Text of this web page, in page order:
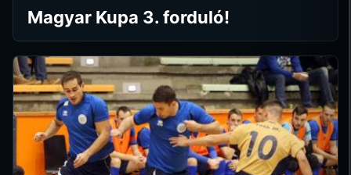
Magyar Kupa 3. forduló!